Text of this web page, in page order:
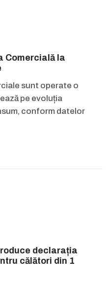
Comercială la
sunt operate o
pe evoluția
conform datelor
declarația
călători din 1